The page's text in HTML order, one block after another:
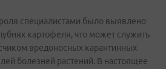
специалистами было выявлено
картофеля, что может служить
вредоносных карантинных
болезней растений. В настоящее